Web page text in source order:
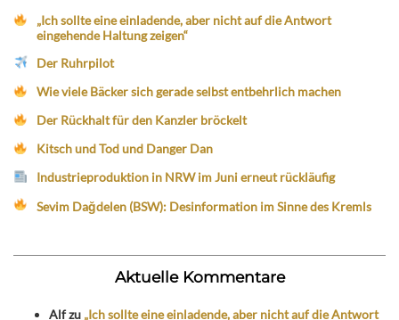
„Ich sollte eine einladende, aber nicht auf die Antwort
eingehende Haltung zeigen“
Der Ruhrpilot
Wie viele Bäcker sich gerade selbst entbehrlich machen
Der Rückhalt für den Kanzler bröckelt
Kitsch und Tod und Danger Dan
Industrieproduktion in NRW im Juni erneut rückläufig
Sevim Dağdelen (BSW): Desinformation im Sinne des Kremls
Aktuelle Kommentare
Alfzu „Ich sollte eine einladende, aber nicht auf die Antwort